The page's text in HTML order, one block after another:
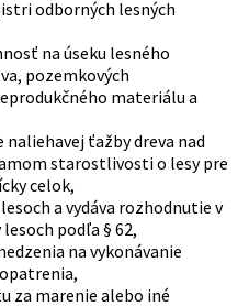
odborných lesných
na úseku lesného
pozemkových
materiálu a
naliehavej ťažby dreva nad
starostlivosti o lesy pre
celok,
a vydáva rozhodnutie v
podľa § 62,
na vykonávanie
za marenie alebo iné